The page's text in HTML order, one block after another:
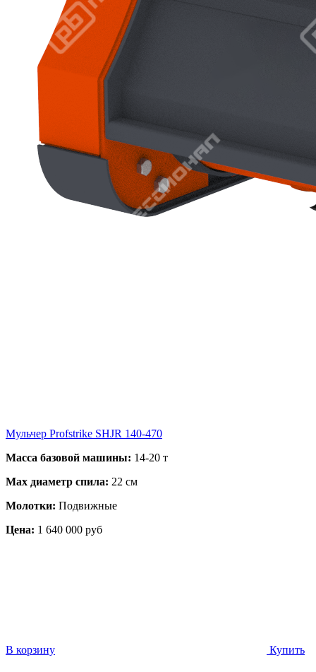
Мульчер Profstrike SHJR 140-470
Масса базовой машины: 14-20 т
Max диаметр спила: 22 см
Молотки: Подвижные
Цена: 1 640 000 руб
В корзину Купить